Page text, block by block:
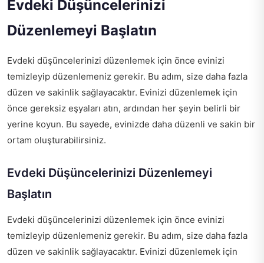
Evdeki Düşüncelerinizi
Düzenlemeyi Başlatın
Evdeki düşüncelerinizi düzenlemek için önce evinizi
temizleyip düzenlemeniz gerekir. Bu adım, size daha fazla
düzen ve sakinlik sağlayacaktır. Evinizi düzenlemek için
önce gereksiz eşyaları atın, ardından her şeyin belirli bir
yerine koyun. Bu sayede, evinizde daha düzenli ve sakin bir
ortam oluşturabilirsiniz.
Evdeki Düşüncelerinizi Düzenlemeyi
Başlatın
Evdeki düşüncelerinizi düzenlemek için önce evinizi
temizleyip düzenlemeniz gerekir. Bu adım, size daha fazla
düzen ve sakinlik sağlayacaktır. Evinizi düzenlemek için